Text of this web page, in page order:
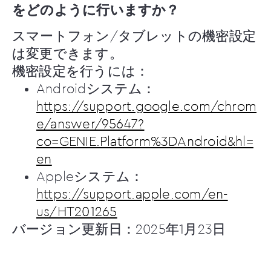
をどのように行いますか？
スマートフォン/タブレットの機密設定
は変更できます。
機密設定を行うには：
Androidシステム：
https://support.google.com/chrom
e/answer/95647?
co=GENIE.Platform%3DAndroid&hl=
en
Appleシステム：
https://support.apple.com/en-
us/HT201265
バージョン更新日：2025年1月23日